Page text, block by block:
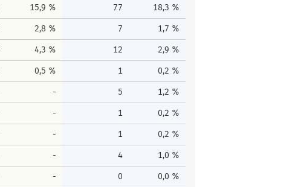
15,9 % 77 18,3 %
2,8 % 7 1,7 %
4,3 % 12 2,9 %
0,5 % 1 0,2 %
- 5 1,2 %
- 1 0,2 %
- 1 0,2 %
- 4 1,0 %
- 0 0,0 %